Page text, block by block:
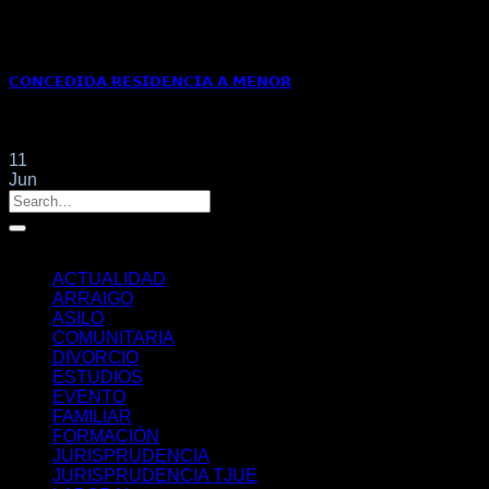
𝗖𝗢𝗡𝗖𝗘𝗗𝗜𝗗𝗔 𝗥𝗘𝗦𝗜𝗗𝗘𝗡𝗖𝗜𝗔 𝗔 𝗠𝗘𝗡𝗢𝗥
11
Jun
ACTUALIDAD
ARRAIGO
ASILO
COMUNITARIA
DIVORCIO
ESTUDIOS
EVENTO
FAMILIAR
FORMACIÓN
JURISPRUDENCIA
JURISPRUDENCIA TJUE